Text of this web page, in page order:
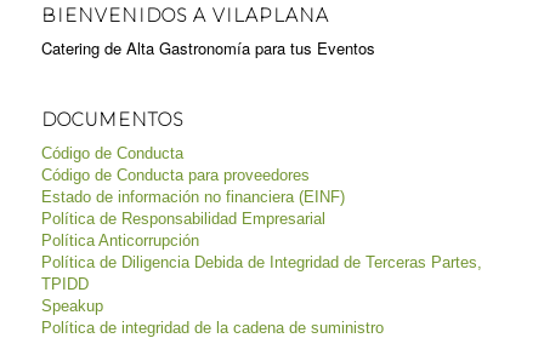
BIENVENIDOS A VILAPLANA
Catering de Alta Gastronomía para tus Eventos
DOCUMENTOS
Código de Conducta
Código de Conducta para proveedores
Estado de información no financiera (EINF)
Política de Responsabilidad Empresarial
Política Anticorrupción
Política de Diligencia Debida de Integridad de Terceras Partes,
TPIDD
Speakup
Política de integridad de la cadena de suministro